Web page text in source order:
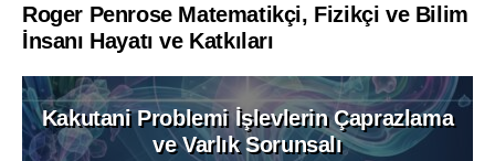
Roger Penrose Matematikçi, Fizikçi ve Bilim
İnsanı Hayatı ve Katkıları
Kakutani Problemi İşlevlerin Çaprazlama
ve Varlık Sorunsalı